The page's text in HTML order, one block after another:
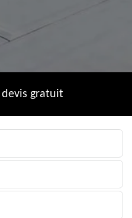
gratuit